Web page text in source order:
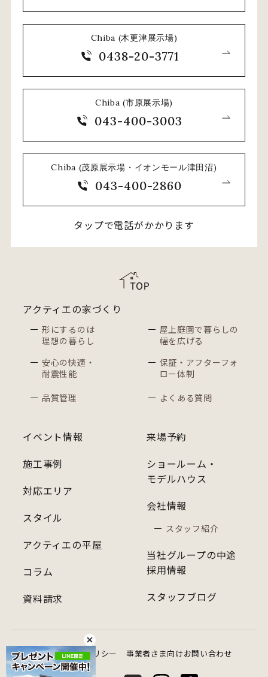
Chiba (木更津展示場)
0438-20-3771
Chiba (市原展示場)
043-400-3003
Chiba (茂原展示場・イオンモール津田沼)
043-400-2860
タップで電話がかかります
来場予約
ショールーム・
モデルハウス
会社情報
スタッフ紹介
当社グループの中途
採用情報
スタッフブログ
アクティエの家づくり
形にするのは
理想の暮らし
屋上庭園で暮らしの
幅を広げる
安心の快適・
耐震性能
保証・アフターフォ
ロー体制
品質管理
よくある質問
イベント情報
施工事例
対応エリア
スタイル
アクティエの平屋
コラム
資料請求
プライバシーポリシー 事業者さま向けお問い合わせ